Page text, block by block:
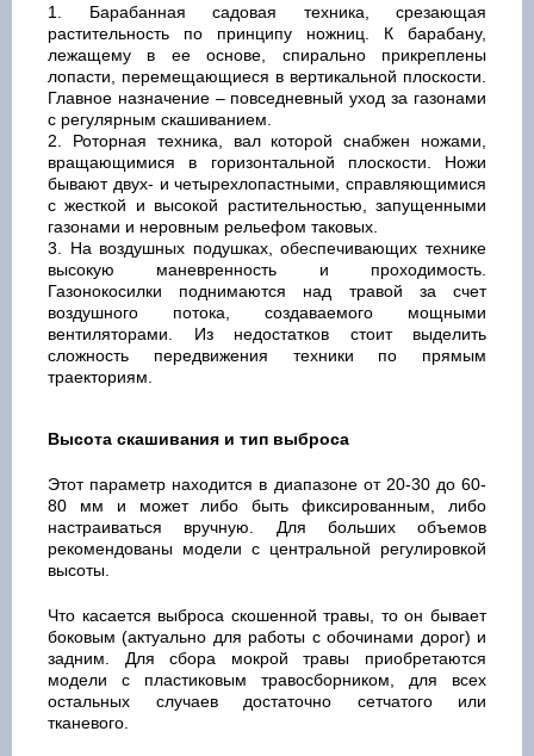
Барабанная садовая техника, срезающая
растительность по принципу ножниц. К барабану,
лежащему в ее основе, спирально прикреплены
лопасти, перемещающиеся в вертикальной плоскости.
Главное назначение – повседневный уход за газонами
с регулярным скашиванием.
Роторная техника, вал которой снабжен ножами,
вращающимися в горизонтальной плоскости. Ножи
бывают двух- и четырехлопастными, справляющимися
с жесткой и высокой растительностью, запущенными
газонами и неровным рельефом таковых.
На воздушных подушках, обеспечивающих технике
высокую маневренность и проходимость.
Газонокосилки поднимаются над травой за счет
воздушного потока, создаваемого мощными
вентиляторами. Из недостатков стоит выделить
сложность передвижения техники по прямым
траекториям.
Высота скашивания и тип выброса
Этот параметр находится в диапазоне от 20-30 до 60-
80 мм и может либо быть фиксированным, либо
настраиваться вручную. Для больших объемов
рекомендованы модели с центральной регулировкой
высоты.
Что касается выброса скошенной травы, то он бывает
боковым (актуально для работы с обочинами дорог) и
задним. Для сбора мокрой травы приобретаются
модели с пластиковым травосборником, для всех
остальных случаев достаточно сетчатого или
тканевого.